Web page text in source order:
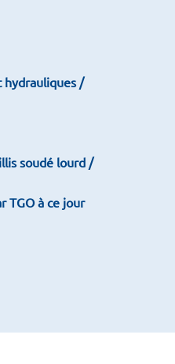
hydrauliques /
soudé lourd /
TGO à ce jour